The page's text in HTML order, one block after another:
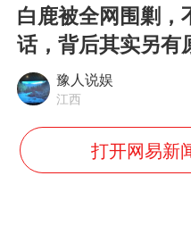
白鹿被全网围剿，
话，背后其实另有
豫人说娱
江西
打开网易新